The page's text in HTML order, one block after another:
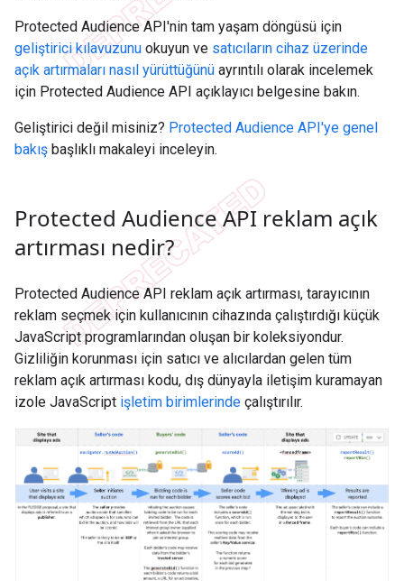
Protected Audience API'nin tam yaşam döngüsü için
geliştirici kılavuzunu okuyun ve satıcıların cihaz üzerinde
açık artırmaları nasıl yürüttüğünü ayrıntılı olarak incelemek
için Protected Audience API açıklayıcı belgesine bakın.
Geliştirici değil misiniz? Protected Audience API'ye genel
bakış başlıklı makaleyi inceleyin.
Protected Audience API reklam açık
artırması nedir?
Protected Audience API reklam açık artırması, tarayıcının
reklam seçmek için kullanıcının cihazında çalıştırdığı küçük
JavaScript programlarından oluşan bir koleksiyondur.
Gizliliğin korunması için satıcı ve alıcılardan gelen tüm
reklam açık artırması kodu, dış dünyayla iletişim kuramayan
izole JavaScript işletim birimlerinde çalıştırılır.